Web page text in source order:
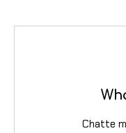
Chatte